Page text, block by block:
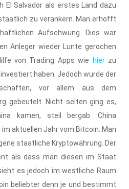
El Salvador als erstes Land dazu
zu verankern. Man erhofft
Aufschwung. Dies war
Anleger wieder Lunte gerochen
von Trading Apps wie
hierzu
haben. Jedoch wurde der
vor allem aus dem
gebeutelt. Nicht selten ging es,
kamen, steil bergab. China
aktuellen Jahr vom Bitcoin. Man
staatliche Kryptowährung. Der
als dass man diesen im Staat
es jedoch im westliche Raum
beliebter denn je und bestimmt